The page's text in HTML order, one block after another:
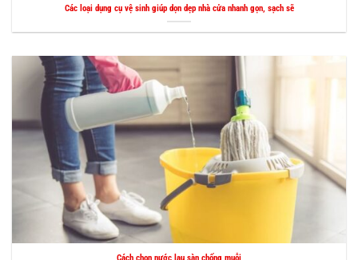
Các loại dụng cụ vệ sinh giúp dọn dẹp nhà cửa nhanh gọn, sạch sẽ
Cách chọn nước lau sàn chống muỗi